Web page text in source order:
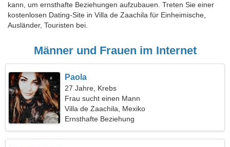
kann, um ernsthafte Beziehungen aufzubauen. Treten Sie einer
kostenlosen Dating-Site in Villa de Zaachila für Einheimische,
Ausländer, Touristen bei.
Männer und Frauen im Internet
Paola
27 Jahre, Krebs
Frau sucht einen Mann
Villa de Zaachila, Mexiko
Ernsthafte Beziehung